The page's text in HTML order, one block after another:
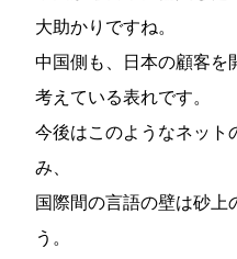
大助かりですね。
中国側も、日本の顧客を
考えている表れです。
今後はこのようなネット
み、
国際間の言語の壁は砂上
う。